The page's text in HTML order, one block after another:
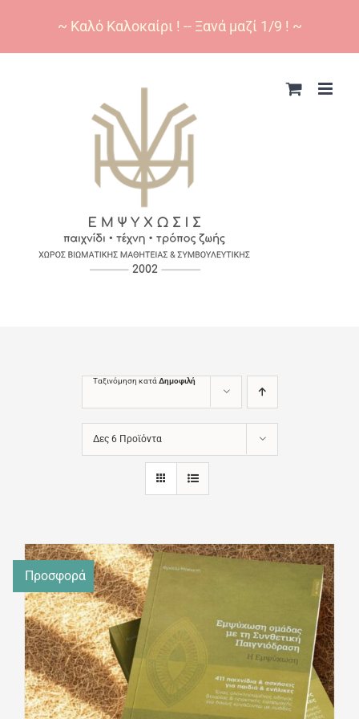
Ταξινόμηση κατά Δημοφιλή
Δες 6 Προϊόντα
Προσφορά
~ Καλό Καλοκαίρι ! -- Ξανά μαζί 1/9 ! ~